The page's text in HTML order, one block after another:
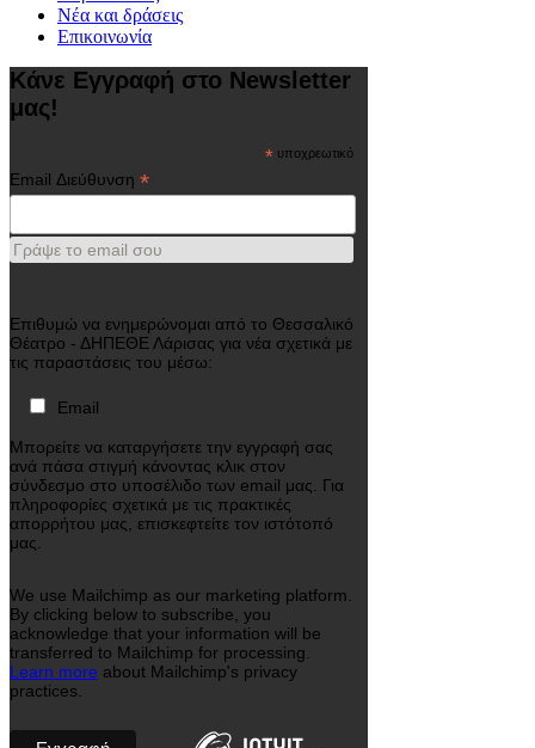
Νέα και δράσεις
Επικοινωνία
Κάνε Εγγραφή στο Newsletter
μας!
* υποχρεωτικό
Email Διεύθυνση *
Γράψε το email σου
Επιθυμώ να ενημερώνομαι από το Θεσσαλικό
Θέατρο - ΔΗΠΕΘΕ Λάρισας για νέα σχετικά με
τις παραστάσεις του μέσω:
Email
Μπορείτε να καταργήσετε την εγγραφή σας
ανά πάσα στιγμή κάνοντας κλικ στον
σύνδεσμο στο υποσέλιδο των email μας. Για
πληροφορίες σχετικά με τις πρακτικές
απορρήτου μας, επισκεφτείτε τον ιστότοπό
μας.
We use Mailchimp as our marketing platform.
By clicking below to subscribe, you
acknowledge that your information will be
transferred to Mailchimp for processing.
Learn more about Mailchimp's privacy
practices.